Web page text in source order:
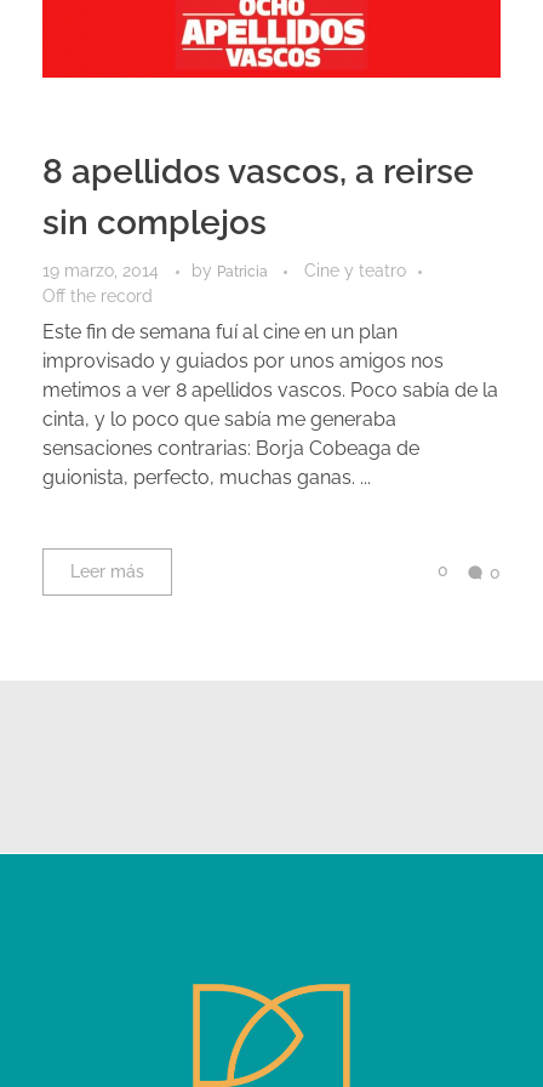
8 apellidos vascos, a reirse
sin complejos
19 marzo, 2014 by Patricia
Cine y teatro
Off the record
Este fin de semana fuí al cine en un plan
improvisado y guiados por unos amigos nos
metimos a ver 8 apellidos vascos. Poco sabía de la
cinta, y lo poco que sabía me generaba
sensaciones contrarias: Borja Cobeaga de
guionista, perfecto, muchas ganas. ...
Leer más 0 0